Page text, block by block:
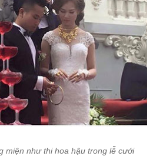
miện như thi hoa hậu trong lễ cưới